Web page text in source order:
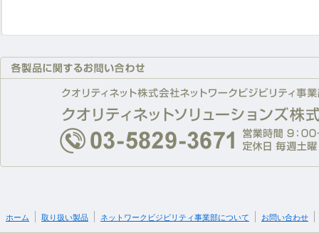
ホーム 取り扱い製品 ネットワークビジビリティ事業部について お問い合わせ